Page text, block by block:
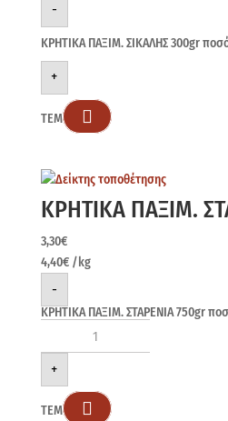
-
ΚΡΗΤΙΚΑ ΠΑΞΙΜ. ΣΙΚΑΛΗΣ 300gr
+
ΤΕΜ 
ΚΡΗΤΙΚΑ ΠΑΞΙΜ.
3,30€
4,40€ /kg
-
ΚΡΗΤΙΚΑ ΠΑΞΙΜ. ΣΤΑΡΕΝΙΑ 750gr
+
ΤΕΜ 